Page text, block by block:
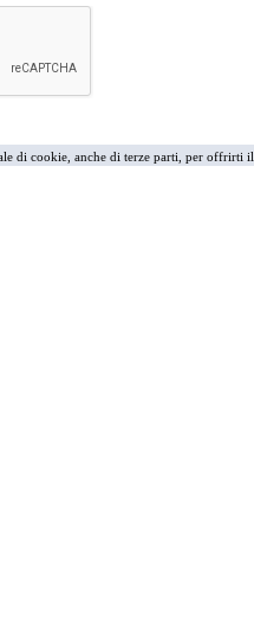
di cookie, anche di terze parti, per